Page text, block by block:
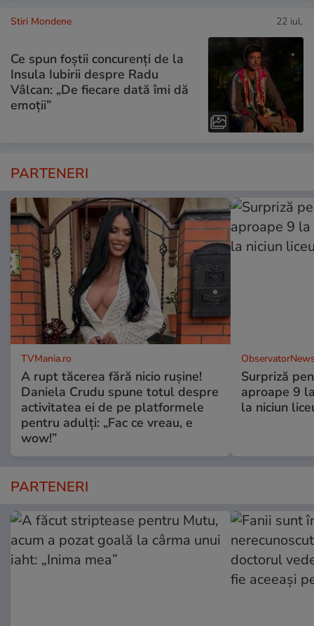
Stiri Mondene 22 iul.
Ce spun foștii concurenți de la
Insula Iubirii despre Radu
Vâlcan: „De fiecare dată îmi dă
emoții”
PARTENERI
TVMania.ro
A rupt tăcerea fără nicio rușine!
Daniela Crudu spune totul despre
activitatea ei de pe platformele
pentru adulți: „Fac ce vreau, e
wow!”
Surpriză
aproape 9
la niciun
PARTENERI